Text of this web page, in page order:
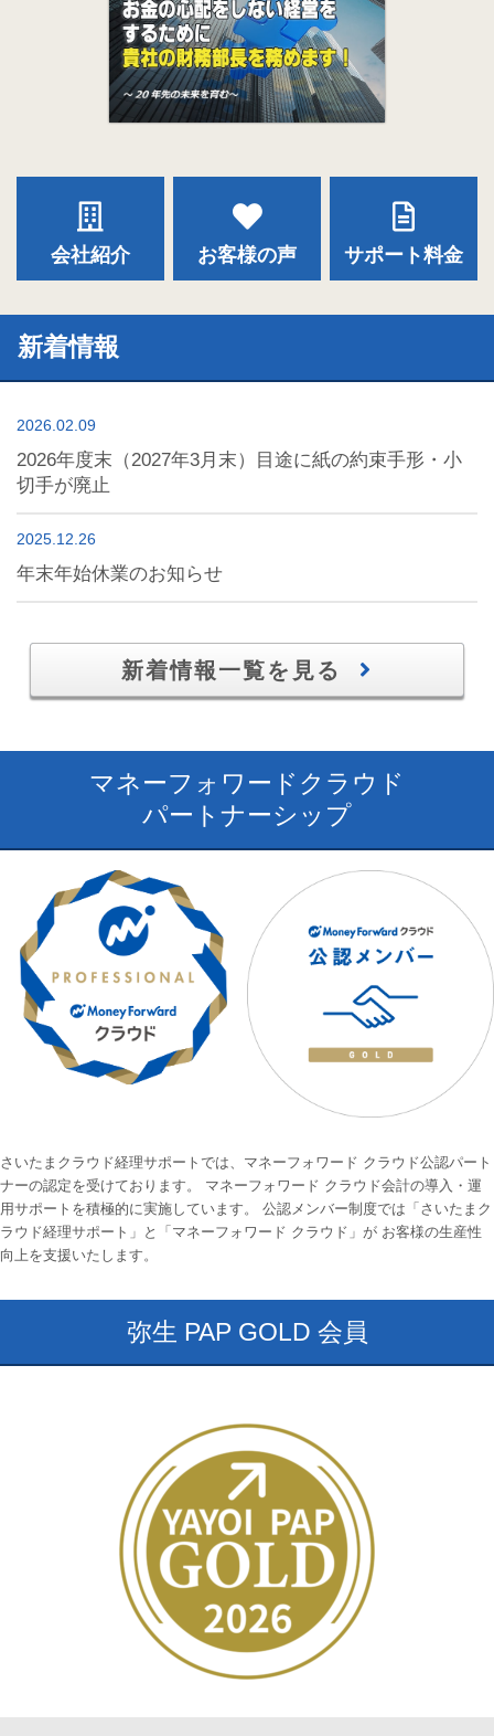
会社紹介 お客様の声 サポート料金
新着情報
2026.02.09
2026年度末（2027年3月末）目途に紙の約束手形・小
切手が廃止
2025.12.26
年末年始休業のお知らせ
新着情報一覧を見る
マネーフォワードクラウド
パートナーシップ
さいたまクラウド経理サポートでは、マネーフォワード クラウド公認パート
ナーの認定を受けております。 マネーフォワード クラウド会計の導入・運
用サポートを積極的に実施しています。 公認メンバー制度では「さいたまク
ラウド経理サポート」と「マネーフォワード クラウド」が お客様の生産性
向上を支援いたします。
弥生 PAP GOLD 会員